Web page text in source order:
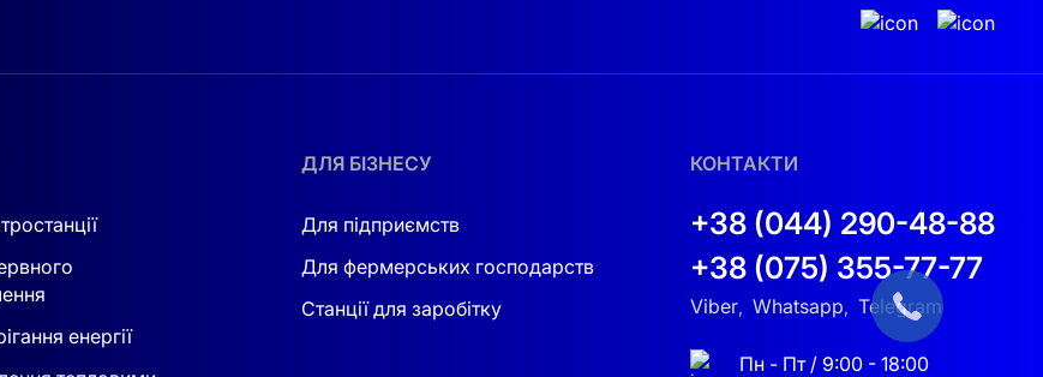
за тарифами, графіками навантаження та технічними обмеженнями мережі. Доступні функції
в компактному контейнерному рішенні
MPPT та DC-coupling
енергетичною щільністю
та масштабуванням
енергії
ДЛЯ БІЗНЕСУ
Для підприємств
Для фермерських господарств
Станції для заробітку
КОНТАКТИ
+38 (044) 290-48-88
+38 (075) 355-77-77
Viber, Whatsapp, Telegram
Пн - Пт / 9:00 - 18:00